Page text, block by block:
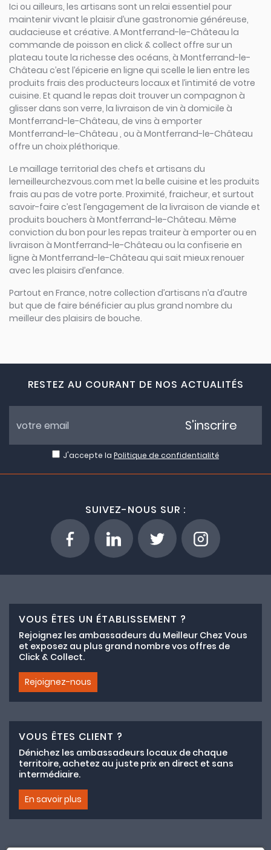
Ici ou ailleurs, les artisans sont un relai essentiel pour
maintenir vivant le plaisir d’une gastronomie généreuse,
audacieuse et créative. A Montferrand-le-Château la
commande de poisson en click & collect offre sur un
plateau toute la richesse des océans, à Montferrand-le-
Château c’est l’épicerie en ligne qui scelle le lien entre les
produits frais des producteurs locaux et l’intimité de votre
cuisine. Et quand le repas doit trouver un compagnon à
glisser dans son verre, la livraison de vin à domicile à
Montferrand-le-Château, de vins à emporter
Montferrand-le-Château , ou à Montferrand-le-Château
offre un choix pléthorique.
Le maillage territorial des chefs et artisans du
lemeilleurchezvous.com met la belle cuisine et les produits
frais au pas de votre porte. Proximité, fraicheur, et surtout
savoir-faire c’est l’engagement de la livraison de viande et
produits bouchers à Montferrand-le-Château. Même
conviction du bon pour les repas traiteur à emporter ou en
livraison à Montferrand-le-Château ou la confiserie en
ligne à Montferrand-le-Château qui sait mieux renouer
avec les plaisirs d’enfance.
Partout en France, notre collection d’artisans n’a d’autre
but que de faire bénéficier au plus grand nombre du
meilleur des plaisirs de bouche.
RESTEZ AU COURANT DE NOS ACTUALITÉS
J'accepte la Politique de confidentialité
S'inscrire
SUIVEZ-NOUS SUR :
VOUS ÊTES UN ÉTABLISSEMENT ?
Rejoignez les ambassadeurs du Meilleur Chez Vous
et exposez au plus grand nombre vos offres de
Click & Collect.
Rejoignez-nous
VOUS ÊTES CLIENT ?
Dénichez les ambassadeurs locaux de chaque
territoire, achetez au juste prix en direct et sans
intermédiaire.
En savoir plus